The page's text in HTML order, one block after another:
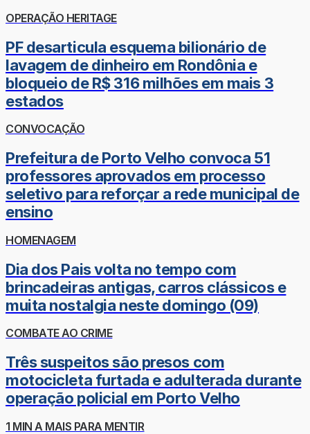
OPERAÇÃO HERITAGE
PF desarticula esquema bilionário de
lavagem de dinheiro em Rondônia e
bloqueio de R$ 316 milhões em mais 3
estados
CONVOCAÇÃO
Prefeitura de Porto Velho convoca 51
professores aprovados em processo
seletivo para reforçar a rede municipal de
ensino
HOMENAGEM
Dia dos Pais volta no tempo com
brincadeiras antigas, carros clássicos e
muita nostalgia neste domingo (09)
COMBATE AO CRIME
Três suspeitos são presos com
motocicleta furtada e adulterada durante
operação policial em Porto Velho
1 MIN A MAIS PARA MENTIR